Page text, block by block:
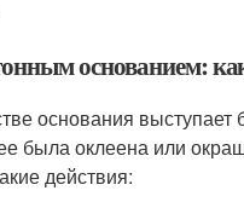
основанием:
основания выступает
была оклеена или
действия: